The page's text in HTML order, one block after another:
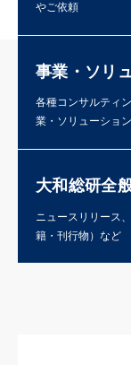
やご依頼
事業・ソリ
各種コンサルティ
業・ソリューショ
大和総研全
ニュースリリース
籍・刊行物）など